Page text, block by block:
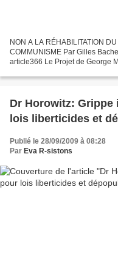
NON A LA RÉHABILITATION
COMMUNISME Par Gilles
article366 Le Projet de George
Dr Horowitz: Grippe
lois liberticides et
Publié le 28/09/2009 à 08:28
Par Eva R-sistons